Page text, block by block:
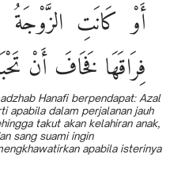
أَوْ كَانَتِ الزَّوْجَةُ
فِرَاقَهَا فَخَافَ أَنْ
Hanafi berpendapat: Azal
apabila dalam perjalanan jauh
takut akan kelahiran anak,
sang suami ingin
apabila isterinya